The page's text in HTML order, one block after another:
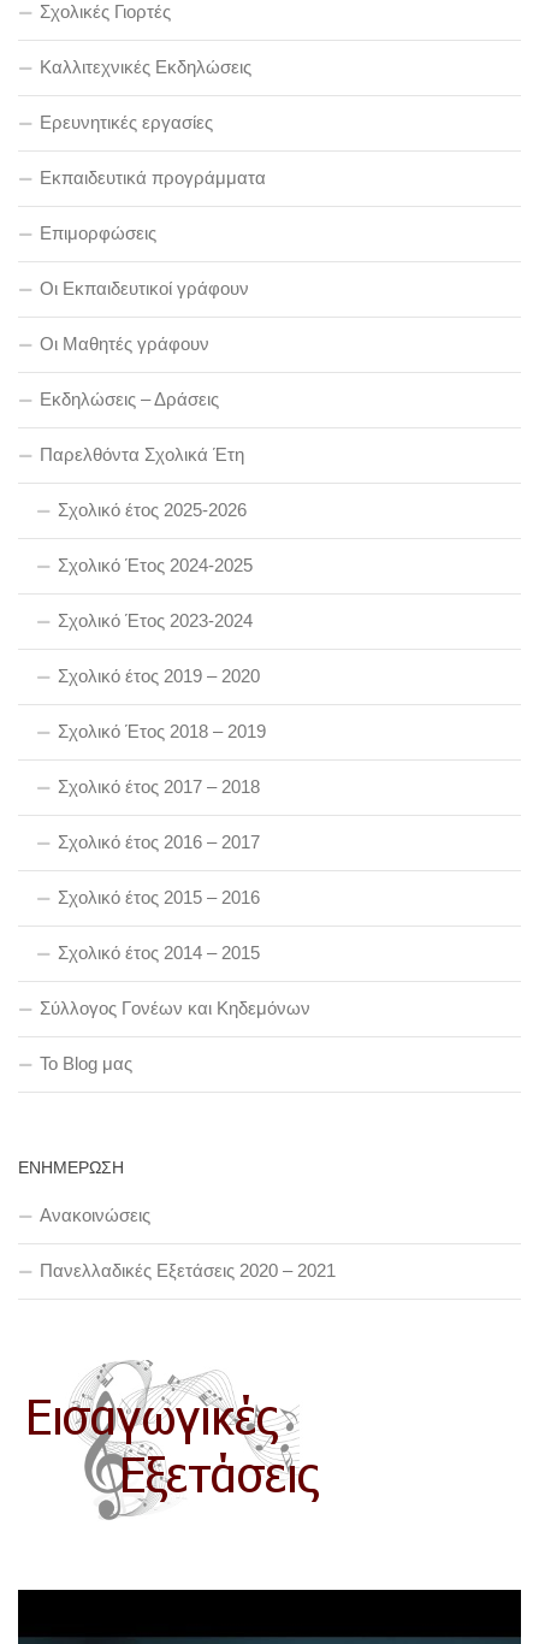
Σχολικές Γιορτές
Καλλιτεχνικές Εκδηλώσεις
Ερευνητικές εργασίες
Εκπαιδευτικά προγράμματα
Επιμορφώσεις
Οι Εκπαιδευτικοί γράφουν
Οι Μαθητές γράφουν
Εκδηλώσεις – Δράσεις
Παρελθόντα Σχολικά Έτη
Σχολικό έτος 2025-2026
Σχολικό Έτος 2024-2025
Σχολικό Έτος 2023-2024
Σχολικό έτος 2019 – 2020
Σχολικό Έτος 2018 – 2019
Σχολικό έτος 2017 – 2018
Σχολικό έτος 2016 – 2017
Σχολικό έτος 2015 – 2016
Σχολικό έτος 2014 – 2015
Σύλλογος Γονέων και Κηδεμόνων
To Blog μας
ΕΝΗΜΕΡΩΣΗ
Ανακοινώσεις
Πανελλαδικές Εξετάσεις 2020 – 2021